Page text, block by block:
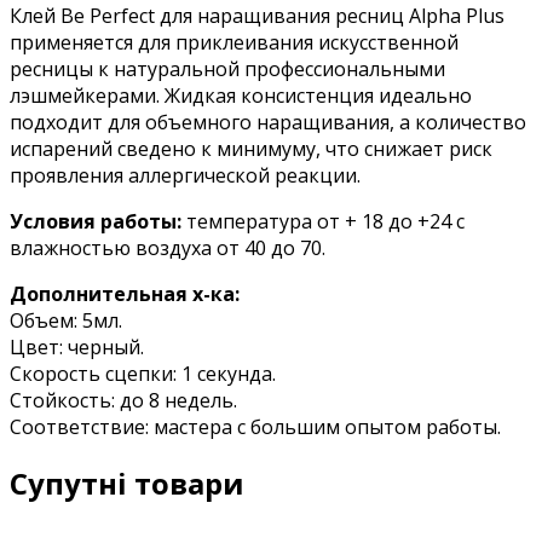
Клей Be Perfect для наращивания ресниц Alpha Plus
применяется для приклеивания искусственной
ресницы к натуральной профессиональными
лэшмейкерами. Жидкая консистенция идеально
подходит для объемного наращивания, а количество
испарений сведено к минимуму, что снижает риск
проявления аллергической реакции.
Условия работы: температура от + 18 до +24 с
влажностью воздуха от 40 до 70.
Дополнительная х-ка:
Объем: 5мл.
Цвет: черный.
Скорость сцепки: 1 секунда.
Стойкость: до 8 недель.
Соответствие: мастера с большим опытом работы.
Супутні товари